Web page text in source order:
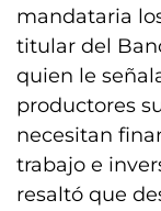
mandataria
titular del
quien le
productores
necesitan
trabajo e
resaltó que